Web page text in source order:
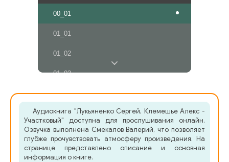
00_01
01_01
01_02
01_03
01_04
01_05
01_06
02_01
Аудиокнига "Лукьяненко Сергей, Клемешье Алекс -
Участковый" доступна для прослушивания онлайн.
Озвучка выполнена Смекалов Валерий, что позволяет
глубже прочувствовать атмосферу произведения. На
странице представлено описание и основная
информация о книге.